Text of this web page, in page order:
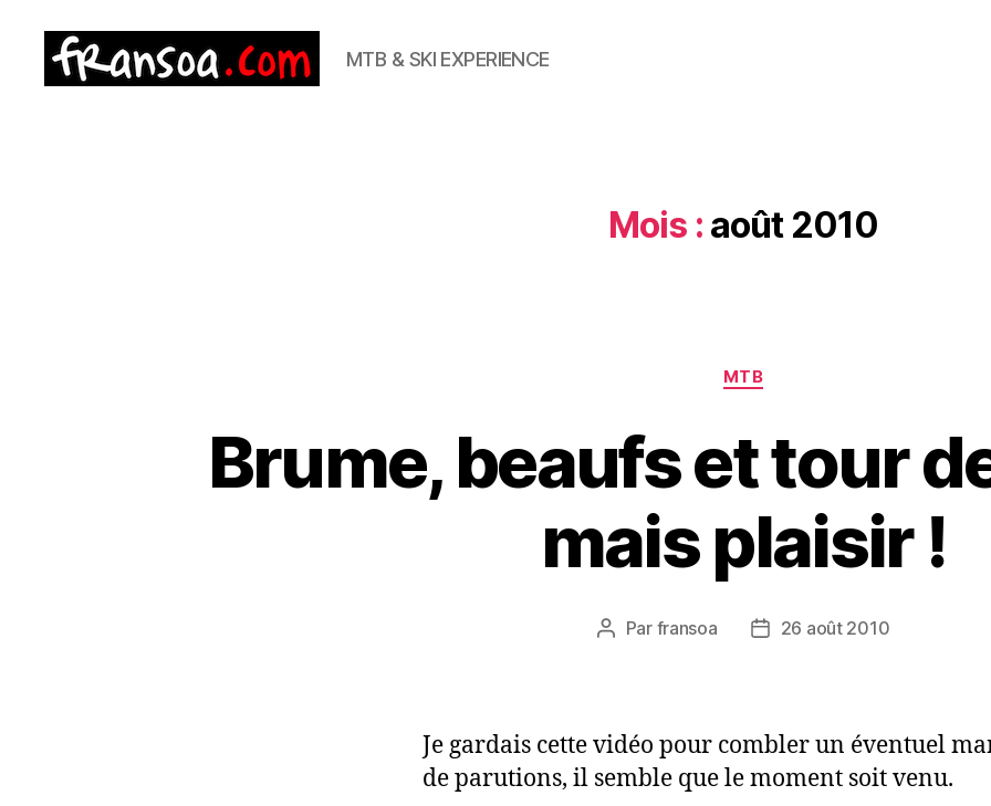
MTB & SKI EXPERIENCE
Mois : août 2010
Catégories
MTB
Brume, beaufs et tour
mais plaisir !
Auteur
Par fransoa
Date26 août 2010
Je gardais cette vidéo pour combler un éventuel
de parutions, il semble que le moment soit venu.